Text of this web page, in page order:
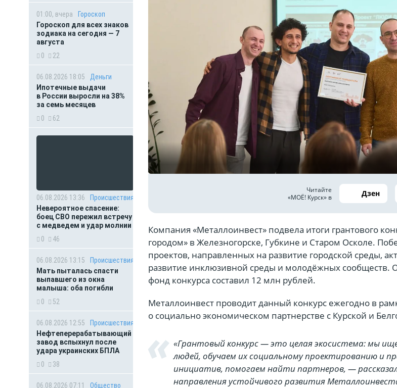
01:00, вчера
Гороскоп
Гороскоп для всех знаков
зодиака на сегодня — 7
августа
0
22
06.08.2026 18:05
Деньги
Ипотечные выдачи
в России выросли на 38%
за семь месяцев
0
62
06.08.2026 13:36
Происшествия
Невероятное спасение:
боец СВО пережил встречу
с медведем и удар молнии
0
46
06.08.2026 13:15
Происшествия
Мать пыталась спасти
выпавшего из окна
малыша: оба погибли
0
52
06.08.2026 12:55
Происшествия
Нефтеперерабатывающий
завод вспыхнул после
удара украинских БПЛА
0
38
06.08.2026 07:11
Общество
Читайте
«МОЁ! Курск» в
Дзен
Компания «Металлоинвест» подвела итоги грантового
городом» в Железногорске, Губкине и Старом Осколе.
проектов, направленных на развитие городской среды,
развитие инклюзивной среды и молодёжных сообществ.
фонд конкурса составил 12 млн рублей.
Металлоинвест проводит данный конкурс ежегодно в
о социально экономическом партнерстве с Курской и
«Грантовый конкурс — это целая экосистема: мы
людей, обучаем их социальному проектированию и
инициатив, помогаем найти партнеров, —
направления устойчивого развития